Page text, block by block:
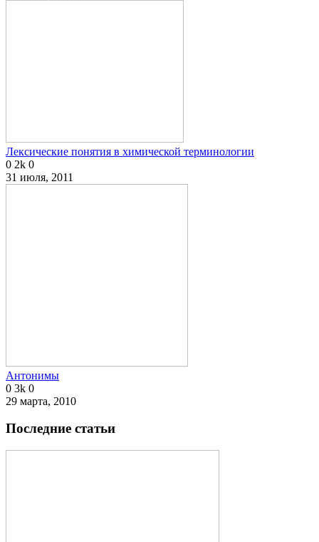
Лексические понятия в химической терминологии
0 2k 0
31 июля, 2011
Антонимы
0 3k 0
29 марта, 2010
Последние статьи